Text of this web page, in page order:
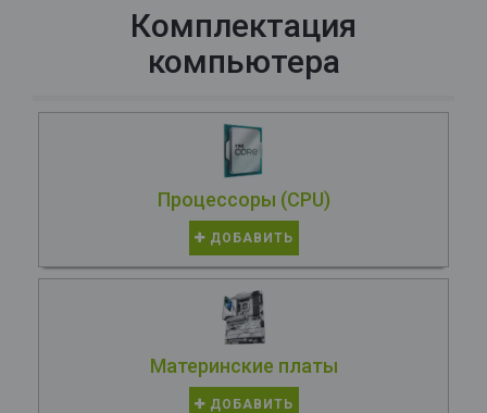
Комплектация
компьютера
Процессоры (CPU)
ДОБАВИТЬ
Материнские платы
ДОБАВИТЬ